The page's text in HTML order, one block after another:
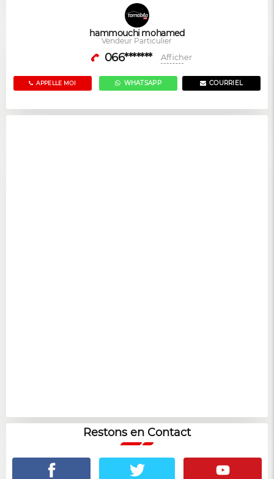
hammouchi mohamed
Vendeur Particulier
066******* Afficher
APPELLE MOI COURRIEL
WHATSAPP
Restons en Contact